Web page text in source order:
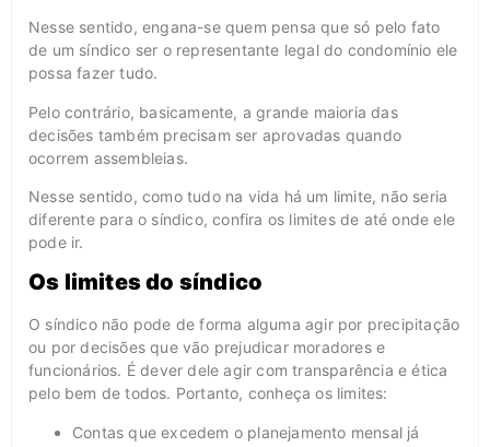
Nesse sentido, engana-se quem pensa que só pelo fato
de um síndico ser o representante legal do condomínio ele
possa fazer tudo.
Pelo contrário, basicamente, a grande maioria das
decisões também precisam ser aprovadas quando
ocorrem assembleias.
Nesse sentido, como tudo na vida há um limite, não seria
diferente para o síndico, confira os limites de até onde ele
pode ir.
Os limites do síndico
O síndico não pode de forma alguma agir por precipitação
ou por decisões que vão prejudicar moradores e
funcionários. É dever dele agir com transparência e ética
pelo bem de todos. Portanto, conheça os limites:
Contas que excedem o planejamento mensal já